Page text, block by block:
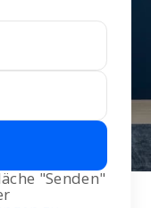
"Senden"